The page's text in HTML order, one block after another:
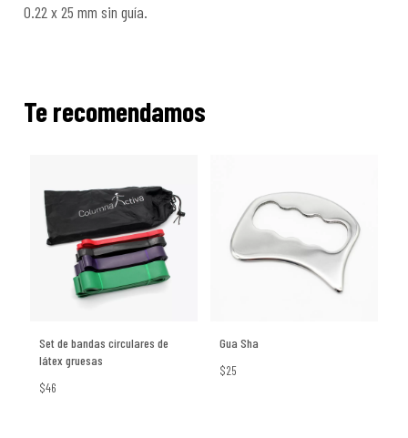
0.22 x 25 mm sin guí­a.
Te recomendamos
Set de bandas circulares de
látex gruesas
$46
Gua Sha
$25